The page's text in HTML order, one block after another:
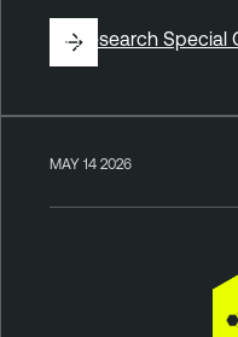
ByResearch Special
MAY 14 2026